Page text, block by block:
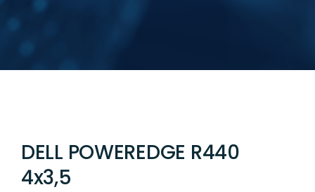
DELL POWEREDGE R440
4x3,5